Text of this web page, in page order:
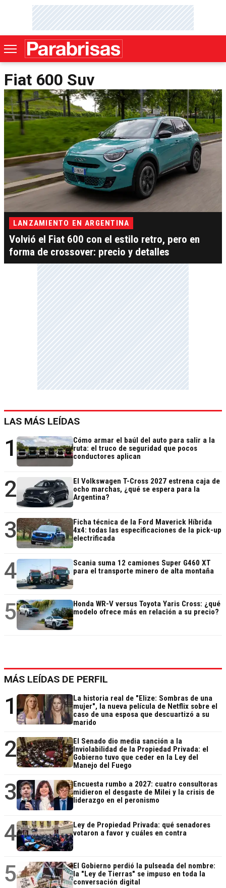
Fiat 600 Suv
LANZAMIENTO EN ARGENTINA
Volvió el Fiat 600 con el estilo retro, pero en
forma de crossover: precio y detalles
LAS MÁS LEÍDAS
1
Cómo armar el baúl del auto para salir a la
ruta: el truco de seguridad que pocos
conductores aplican
2
El Volkswagen T-Cross 2027 estrena caja de
ocho marchas, ¿qué se espera para la
Argentina?
3
Ficha técnica de la Ford Maverick Híbrida
4x4: todas las especificaciones de la pick-up
electrificada
4
Scania suma 12 camiones Super G460 XT
para el transporte minero de alta montaña
5
Honda WR-V versus Toyota Yaris Cross: ¿qué
modelo ofrece más en relación a su precio?
MÁS LEÍDAS DE PERFIL
1
La historia real de "Elize: Sombras de una
mujer", la nueva película de Netflix sobre el
caso de una esposa que descuartizó a su
marido
2
El Senado dio media sanción a la
Inviolabilidad de la Propiedad Privada: el
Gobierno tuvo que ceder en la Ley del
Manejo del Fuego
3
Encuesta rumbo a 2027: cuatro consultoras
midieron el desgaste de Milei y la crisis de
liderazgo en el peronismo
4
Ley de Propiedad Privada: qué senadores
votaron a favor y cuáles en contra
5
El Gobierno perdió la pulseada del nombre:
la "Ley de Tierras" se impuso en toda la
conversación digital